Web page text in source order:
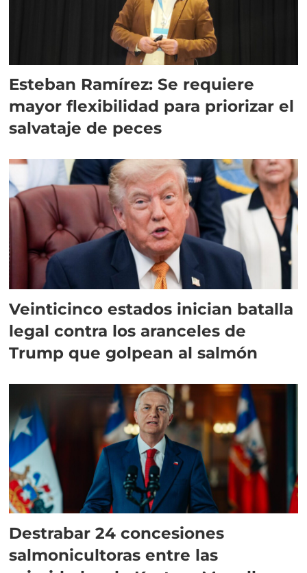
Esteban Ramírez: Se requiere
mayor flexibilidad para priorizar el
salvataje de peces
Veinticinco estados inician batalla
legal contra los aranceles de
Trump que golpean al salmón
Destrabar 24 concesiones
salmonicultoras entre las